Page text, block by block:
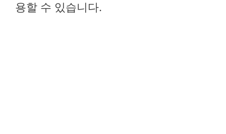
용할 수 있습니다.